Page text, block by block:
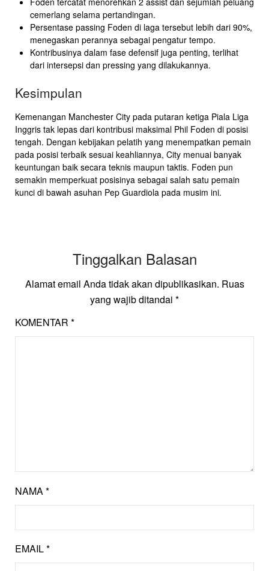
cemerlang selama pertandingan.
Persentase passing Foden di laga tersebut lebih dari 90%,
menegaskan perannya sebagai pengatur tempo.
Kontribusinya dalam fase defensif juga penting, terlihat
dari intersepsi dan pressing yang dilakukannya.
Kesimpulan
Kemenangan Manchester City pada putaran ketiga Piala Liga
Inggris tak lepas dari kontribusi maksimal Phil Foden di posisi
tengah. Dengan kebijakan pelatih yang menempatkan pemain
pada posisi terbaik sesuai keahliannya, City menuai banyak
keuntungan baik secara teknis maupun taktis. Foden pun
semakin memperkuat posisinya sebagai salah satu pemain
kunci di bawah asuhan Pep Guardiola pada musim ini.
Tinggalkan Balasan
Alamat email Anda tidak akan dipublikasikan. Ruas
yang wajib ditandai *
KOMENTAR *
NAMA*
EMAIL*